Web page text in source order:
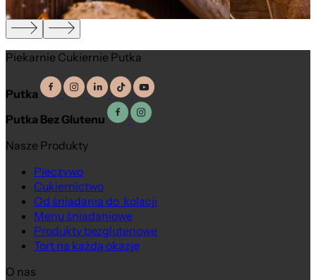
Piekarnie Cukiernie Putka
Putka
Putka Bez Glutenu
Nasze Produkty
Pieczywo
Cukiernictwo
Od śniadania do kolacji
Menu śniadaniowe
Produkty bezglutenowe
Tort na każdą okazję
O nas